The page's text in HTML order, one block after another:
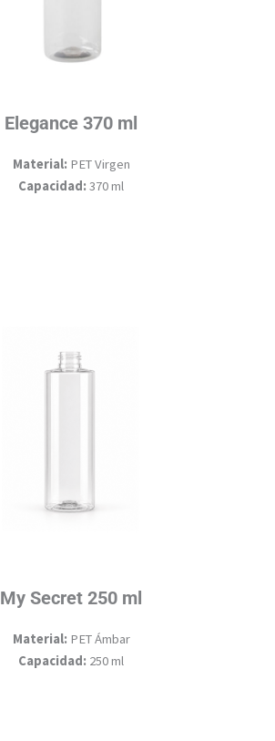
Elegance 370 ml
Material: PET Virgen
Capacidad: 370 ml
My Secret 250 ml
Material: PET Ámbar
Capacidad: 250 ml